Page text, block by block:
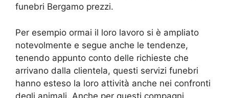
funebri Bergamo prezzi.
Per esempio ormai il loro lavoro si è ampliato
notevolmente e segue anche le tendenze,
tenendo appunto conto delle richieste che
arrivano dalla clientela, questi servizi funebri
hanno esteso la loro attività anche nei confronti
degli animali. Anche per questi compagni